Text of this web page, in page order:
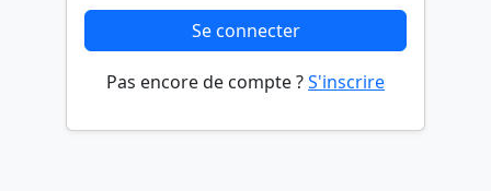
Se connecter
Pas encore de compte ?S'inscrire